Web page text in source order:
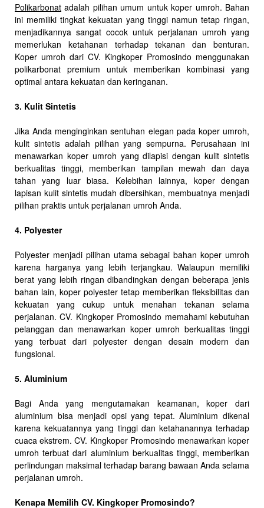
Polikarbonat adalah pilihan umum untuk koper umroh. Bahan
ini memiliki tingkat kekuatan yang tinggi namun tetap ringan,
menjadikannya sangat cocok untuk perjalanan umroh yang
memerlukan ketahanan terhadap tekanan dan benturan.
Koper umroh dari CV. Kingkoper Promosindo menggunakan
polikarbonat premium untuk memberikan kombinasi yang
optimal antara kekuatan dan keringanan.
3. Kulit Sintetis
Jika Anda menginginkan sentuhan elegan pada koper umroh,
kulit sintetis adalah pilihan yang sempurna. Perusahaan ini
menawarkan koper umroh yang dilapisi dengan kulit sintetis
berkualitas tinggi, memberikan tampilan mewah dan daya
tahan yang luar biasa. Kelebihan lainnya, koper dengan
lapisan kulit sintetis mudah dibersihkan, membuatnya menjadi
pilihan praktis untuk perjalanan umroh Anda.
4. Polyester
Polyester menjadi pilihan utama sebagai bahan koper umroh
karena harganya yang lebih terjangkau. Walaupun memiliki
berat yang lebih ringan dibandingkan dengan beberapa jenis
bahan lain, koper polyester tetap memberikan fleksibilitas dan
kekuatan yang cukup untuk menahan tekanan selama
perjalanan. CV. Kingkoper Promosindo memahami kebutuhan
pelanggan dan menawarkan koper umroh berkualitas tinggi
yang terbuat dari polyester dengan desain modern dan
fungsional.
5. Aluminium
Bagi Anda yang mengutamakan keamanan, koper dari
aluminium bisa menjadi opsi yang tepat. Aluminium dikenal
karena kekuatannya yang tinggi dan ketahanannya terhadap
cuaca ekstrem. CV. Kingkoper Promosindo menawarkan koper
umroh terbuat dari aluminium berkualitas tinggi, memberikan
perlindungan maksimal terhadap barang bawaan Anda selama
perjalanan umroh.
Kenapa Memilih CV. Kingkoper Promosindo?